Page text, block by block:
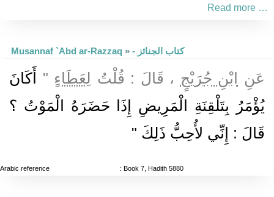
Read more …
Musannaf `Abd ar-Razzaq » - كتاب الجنائز
عَنِ ابْنِ جُرَيْجٍ ، قَالَ : قُلْتُ لِعَطَاءٍ " أَكَانَ
يُؤْمَرُ بِتَلْقِنَةِ الْمَرِيضِ إِذَا حَضَرَهُ الْمَوْتُ ؟
قَالَ : إِنِّي لأُحِبُّ ذَلِكَ "
Arabic reference : Book 7, Hadith 5880